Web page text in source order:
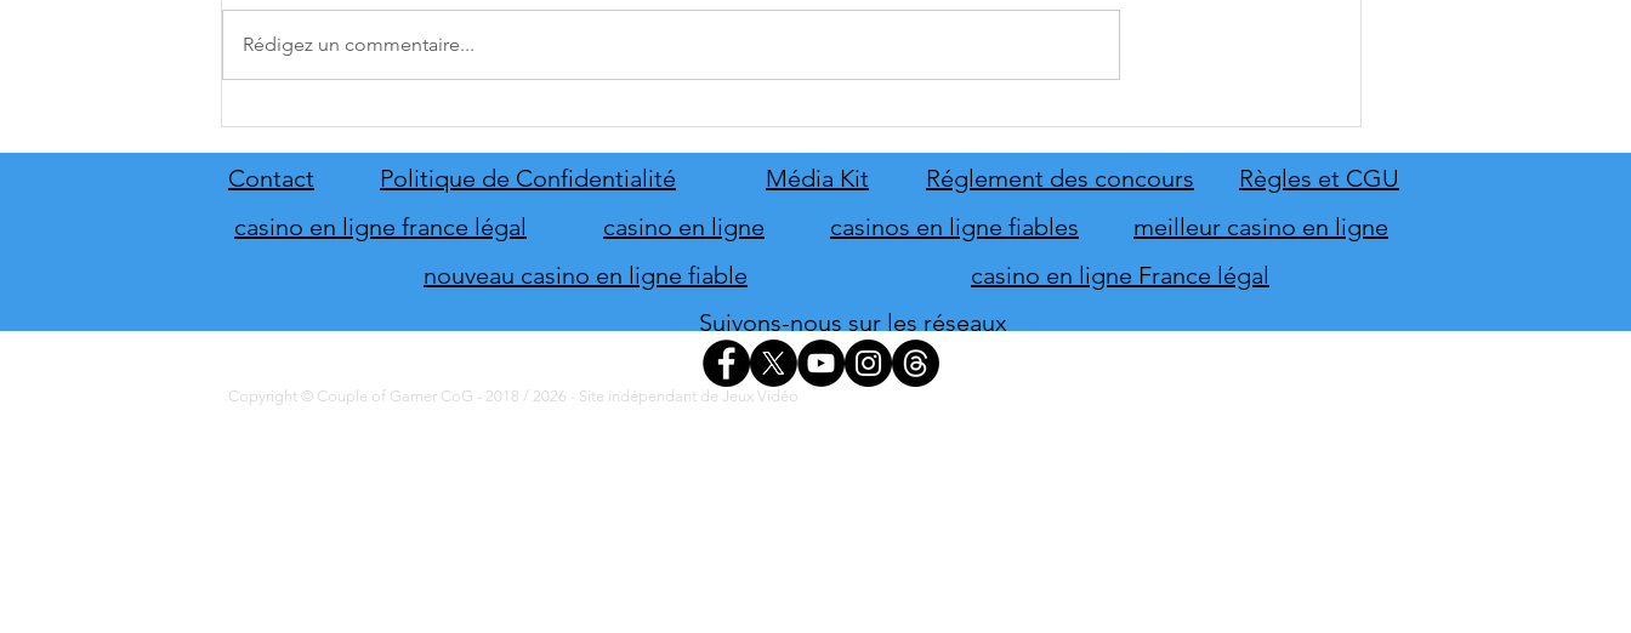
Kourou
Smart Board 1150 et le Smart
Terminal ST-1150
Rédigez un commentaire...
Contact Politique de Confidentialité Média Kit Règles et CGU
Réglement des concours
casino en ligne france légal
meilleur casino en ligne
casino en ligne
casinos en ligne fiables
nouveau casino en ligne fiable
casino en ligne France légal
Suivons-nous sur les réseaux
Copyright © Couple of Gamer CoG - 2018 / 2026 - Site indépendant de Jeux Vidéo